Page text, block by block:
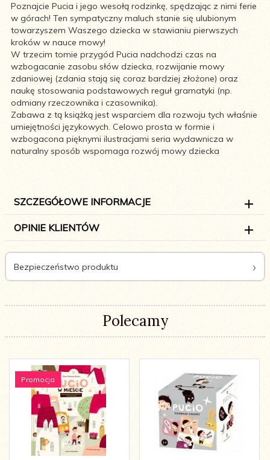
Poznajcie Pucia i jego wesołą rodzinkę, spędzając z nimi ferie
w górach! Ten sympatyczny maluch stanie się ulubionym
towarzyszem Waszego dziecka w stawianiu pierwszych
kroków w nauce mowy!
W trzecim tomie przygód Pucia nadchodzi czas na
wzbogacanie zasobu słów dziecka, rozwijanie mowy
zdaniowej (zdania stają się coraz bardziej złożone) oraz
naukę stosowania podstawowych reguł gramatyki (np.
odmiany rzeczownika i czasownika).
Zabawa z tą książką jest wsparciem dla rozwoju tych właśnie
umiejętności językowych. Celowo prosta w formie i
wzbogacona pięknymi ilustracjami seria wydawnicza w
naturalny sposób wspomaga rozwój mowy dziecka
SZCZEGÓŁOWE INFORMACJE
OPINIE KLIENTÓW
Bezpieczeństwo produktu
Polecamy
Promocja